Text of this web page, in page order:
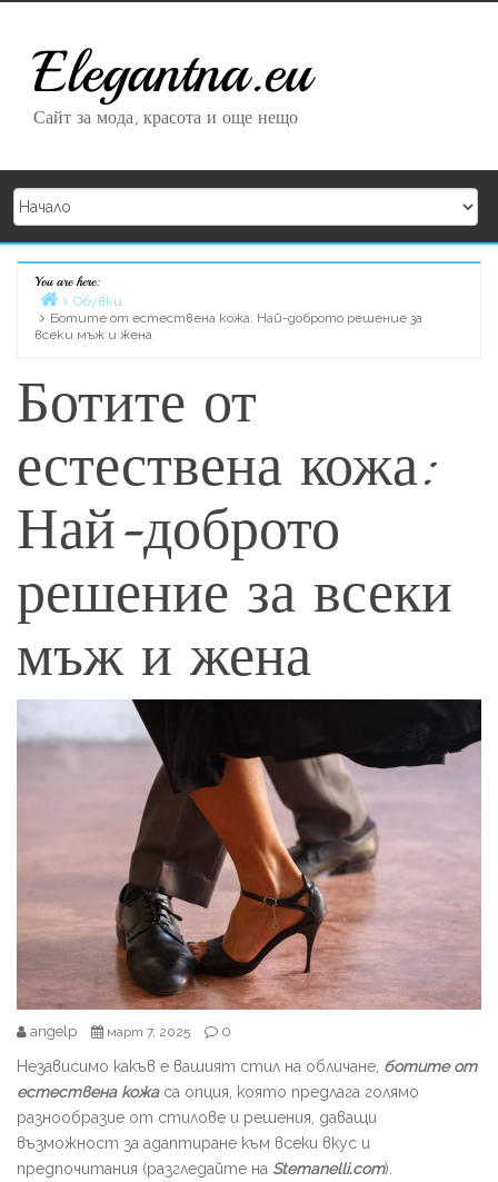
Elegantna.eu
Сайт за мода, красота и още нещо
You are here:
Home
Обувки
Ботите от естествена кожа: Най-доброто решение за
всеки мъж и жена
Ботите от
естествена кожа:
Най-доброто
решение за всеки
мъж и жена
angelp март 7, 2025 0
Независимо какъв е вашият стил на обличане, ботите от
естествена кожаса опция, която предлага голямо
разнообразие от стилове и решения, даващи
възможност за адаптиране към всеки вкус и
предпочитания (разгледайте на Stemanelli.com).